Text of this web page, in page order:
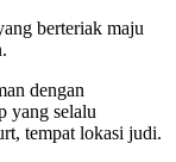
berteriak maju
dengan
yang selalu
tempat lokasi judi.